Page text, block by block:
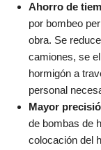
Ahorro de
por bombeo
obra. Se
camiones, se
hormigón a
personal
Mayor
de bombas de
colocación del